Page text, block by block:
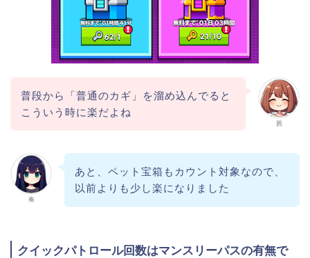
茜
普段から「普通のカギ」を溜め込んでると
こういう時に楽だよね
奏
あと、ペット宝箱もカウント対象なので、
以前よりも少し楽になりました
クイックパトロール回数はマンスリーパスの有無で